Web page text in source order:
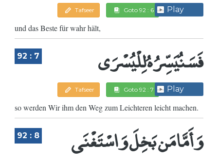
Tafseer Goto 92 : 6 Play
und das Beste für wahr hält,
92 : 7 فَسَنُيَسِّرُهُ لِلْيُسْرَى
Tafseer Goto 92 : 7 Play
so werden Wir ihm den Weg zum Leichteren leicht machen.
92 : 8 وَأَمَّا مَن بَخِلَ وَاسْتَغْنَى